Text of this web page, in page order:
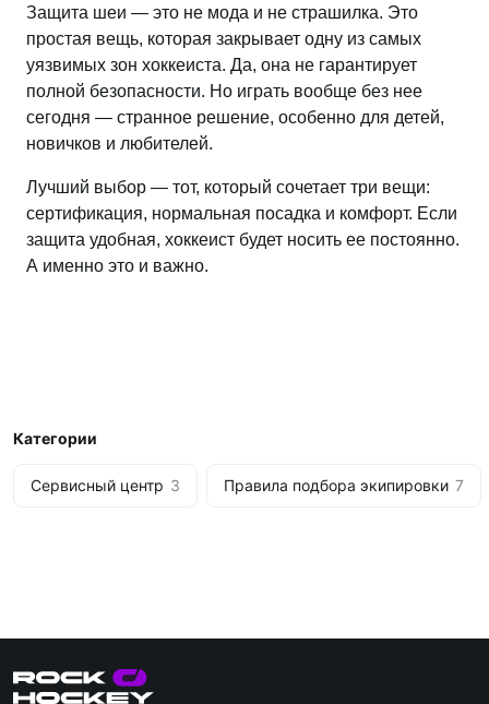
Защита шеи — это не мода и не страшилка. Это
простая вещь, которая закрывает одну из самых
уязвимых зон хоккеиста. Да, она не гарантирует
полной безопасности. Но играть вообще без нее
сегодня — странное решение, особенно для детей,
новичков и любителей.
Лучший выбор — тот, который сочетает три вещи:
сертификация, нормальная посадка и комфорт. Если
защита удобная, хоккеист будет носить ее постоянно.
А именно это и важно.
Категории
Сервисный центр 3 Правила подбора экипировки 7